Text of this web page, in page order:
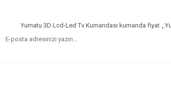
Yumatu 3D Lcd-Led Tv Kumandası kumanda fiyat ,